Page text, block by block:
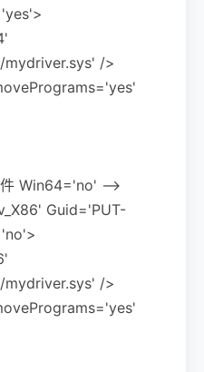
/>
Win64='no' -->
Guid='PUT-
/>